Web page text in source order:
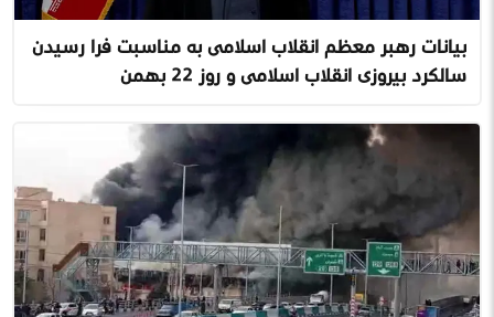
بیانات رهبر معظم انقلاب اسلامی به مناسبت فرا رسیدن
سالگرد پیروزی انقلاب اسلامی و روز ۲۲ بهمن